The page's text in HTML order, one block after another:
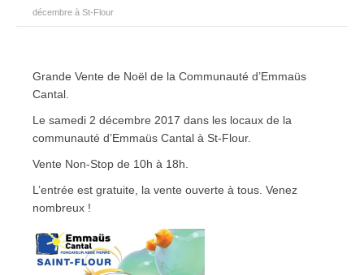
décembre à St-Flour
Grande Vente de Noël de la Communauté d’Emmaüs
Cantal.
Le samedi 2 décembre 2017 dans les locaux de la
communauté d’Emmaüs Cantal à St-Flour.
Vente Non-Stop de 10h à 18h.
L’entrée est gratuite, la vente ouverte à tous. Venez
nombreux !